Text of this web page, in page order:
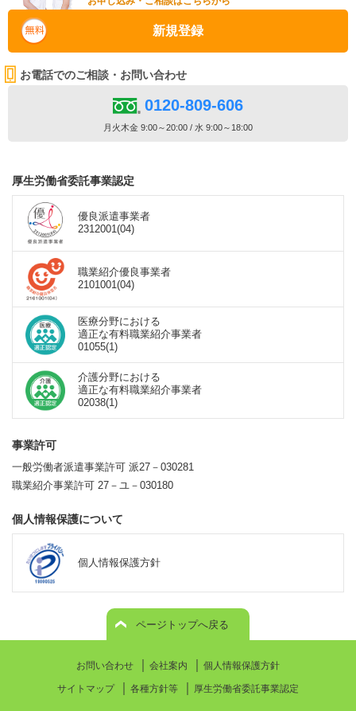
新規登録
お電話でのご相談・お問い合わせ
0120-809-606
月火木金 9:00～20:00 / 水 9:00～18:00
厚生労働省委託事業認定
優良派遣事業者
2312001(04)
職業紹介優良事業者
2101001(04)
医療分野における
適正な有料職業紹介事業者
01055(1)
介護分野における
適正な有料職業紹介事業者
02038(1)
事業許可
一般労働者派遣事業許可 派27－030281
職業紹介事業許可 27－ユ－030180
個人情報保護について
個人情報保護方針
ページトップへ戻る
お問い合わせ 会社案内 個人情報保護方針
サイトマップ 各種方針等 厚生労働省委託事業認定